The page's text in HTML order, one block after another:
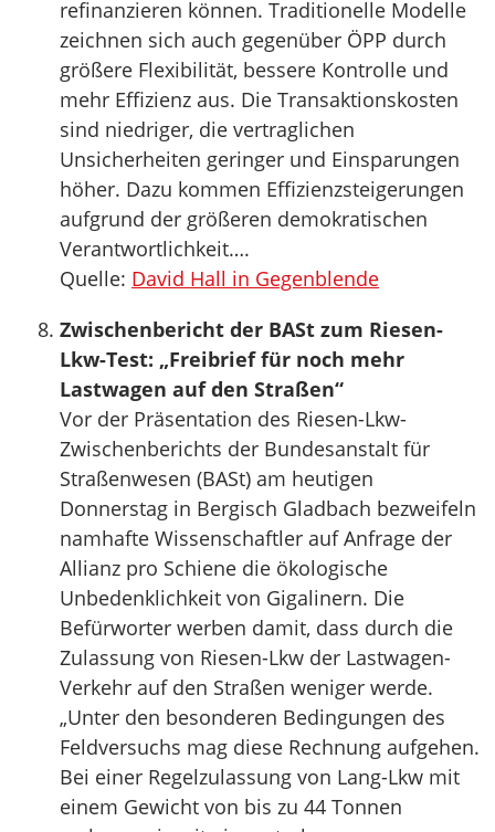
refinanzieren können. Traditionelle Modelle
zeichnen sich auch gegenüber ÖPP durch
größere Flexibilität, bessere Kontrolle und
mehr Effizienz aus. Die Transaktionskosten
sind niedriger, die vertraglichen
Unsicherheiten geringer und Einsparungen
höher. Dazu kommen Effizienzsteigerungen
aufgrund der größeren demokratischen
Verantwortlichkeit….
Quelle: David Hall in Gegenblende
Zwischenbericht der BASt zum Riesen-
Lkw-Test: „Freibrief für noch mehr
Lastwagen auf den Straßen“
Vor der Präsentation des Riesen-Lkw-
Zwischenberichts der Bundesanstalt für
Straßenwesen (BASt) am heutigen
Donnerstag in Bergisch Gladbach bezweifeln
namhafte Wissenschaftler auf Anfrage der
Allianz pro Schiene die ökologische
Unbedenklichkeit von Gigalinern. Die
Befürworter werben damit, dass durch die
Zulassung von Riesen-Lkw der Lastwagen-
Verkehr auf den Straßen weniger werde.
„Unter den besonderen Bedingungen des
Feldversuchs mag diese Rechnung aufgehen.
Bei einer Regelzulassung von Lang-Lkw mit
einem Gewicht von bis zu 44 Tonnen